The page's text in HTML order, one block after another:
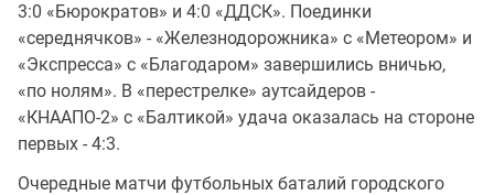
3:0 «Бюрократов» и 4:0 «ДДСК». Поединки
«середнячков» - «Железнодорожника» с «Метеором» и
«Экспресса» с «Благодаром» завершились вничью,
«по нолям». В «перестрелке» аутсайдеров -
«КНААПО-2» с «Балтикой» удача оказалась на стороне
первых - 4:3.
Очередные матчи футбольных баталий городского